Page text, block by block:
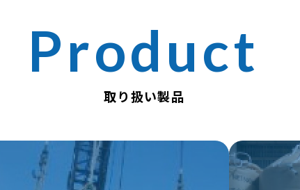
取り扱い製品